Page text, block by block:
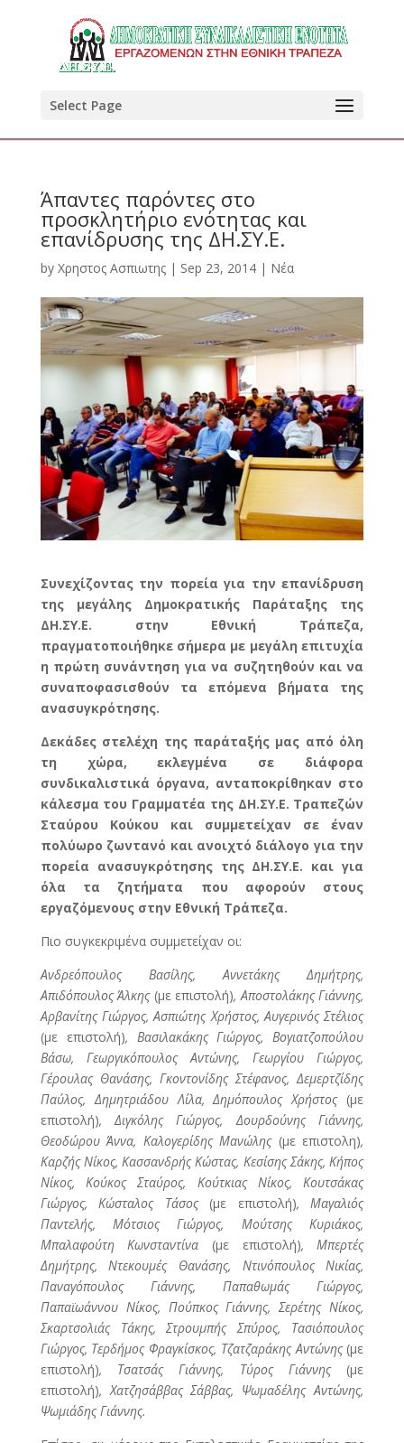
Select Page
Άπαντες παρόντες στο
προσκλητήριο ενότητας και
επανίδρυσης της ΔΗ.ΣΥ.Ε.
by Χρηστος Ασπιωτης| Sep 23, 2014| Νέα
Συνεχίζοντας την πορεία για την επανίδρυση
της μεγάλης Δημοκρατικής Παράταξης της
ΔΗ.ΣΥ.Ε. στην Εθνική Τράπεζα,
πραγματοποιήθηκε σήμερα με μεγάλη επιτυχία
η πρώτη συνάντηση για να συζητηθούν και να
συναποφασισθούν τα επόμενα βήματα της
ανασυγκρότησης.
Δεκάδες στελέχη της παράταξής μας από όλη
τη χώρα, εκλεγμένα σε διάφορα
συνδικαλιστικά όργανα, ανταποκρίθηκαν στο
κάλεσμα του Γραμματέα της ΔΗ.ΣΥ.Ε. Τραπεζών
Σταύρου Κούκου και συμμετείχαν σε έναν
πολύωρο ζωντανό και ανοιχτό διάλογο για την
πορεία ανασυγκρότησης της ΔΗ.ΣΥ.Ε. και για
όλα τα ζητήματα που αφορούν στους
εργαζόμενους στην Εθνική Τράπεζα.
Πιο συγκεκριμένα συμμετείχαν οι:
Ανδρεόπουλος Βασίλης, Αννετάκης Δημήτρης,
Απιδόπουλος Άλκης (με επιστολή), Αποστολάκης Γιάννης,
Αρβανίτης Γιώργος, Ασπιώτης Χρήστος, Αυγερινός Στέλιος
(με επιστολή), Βασιλακάκης Γιώργος, Βογιατζοπούλου
Βάσω, Γεωργικόπουλος Αντώνης, Γεωργίου Γιώργος,
Γέρουλας Θανάσης, Γκοντονίδης Στέφανος, Δεμερτζίδης
Παύλος, Δημητριάδου Λίλα, Δημόπουλος Χρήστος (με
επιστολή), Διγκόλης Γιώργος, Δουρδούνης Γιάννης,
Θεοδώρου Άννα, Καλογερίδης Μανώλης (με επιστολη),
Καρζής Νίκος, Κασσανδρής Κώστας, Κεσίσης Σάκης, Κήπος
Νίκος, Κούκος Σταύρος, Κούτκιας Νίκος, Κουτσάκας
Γιώργος, Κώσταλος Τάσος (με επιστολή), Μαγαλιός
Παντελής, Μότσιος Γιώργος, Μούτσης Κυριάκος,
Μπαλαφούτη Κωνσταντίνα (με επιστολή), Μπερτές
Δημήτρης, Ντεκουμές Θανάσης, Ντινόπουλος Νικίας,
Παναγόπουλος Γιάννης, Παπαθωμάς Γιώργος,
Παπαϊωάννου Νίκος, Πούπκος Γιάννης, Σερέτης Νίκος,
Σκαρτσολιάς Τάκης, Στρουμπής Σπύρος, Τασιόπουλος
Γιώργος, Τερδήμος Φραγκίσκος, Τζατζαράκης Αντώνης (με
επιστολή), Τσατσάς Γιάννης, Τύρος Γιάννης (με
επιστολή), Χατζησάββας Σάββας, Ψωμαδέλης Αντώνης,
Ψωμιάδης Γιάννης.